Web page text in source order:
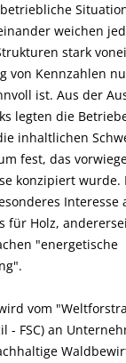
weichen
stark
von Kennzahlen
ist. Aus der
legten die
inhaltlichen
fest, das
konzipiert wurde.
Interesse
für Holz,
"energetische
vom
- FSC) an